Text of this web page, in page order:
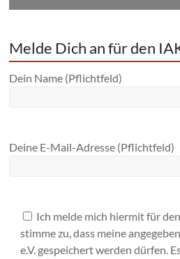
Melde Dich an für den
Dein Name (Pflichtfeld)
Deine E-Mail-Adresse (Pflichtfeld)
Ich melde mich hiermit für
stimme zu, dass meine
e.V. gespeichert werden dürfen.